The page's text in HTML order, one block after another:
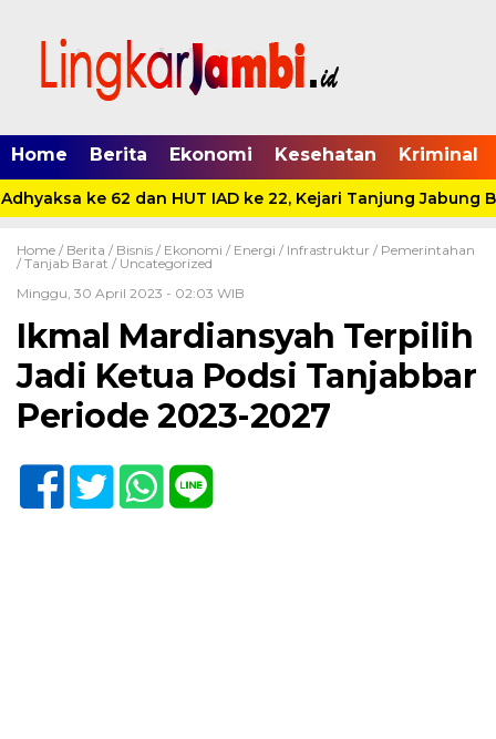
Home Berita Ekonomi Kesehatan Kriminal
ke 62 dan HUT IAD ke 22, Kejari Tanjung Jabung
Home / Berita / Bisnis / Ekonomi / Energi / Infrastruktur / Pemerintahan
/ Tanjab Barat / Uncategorized
Minggu, 30 April 2023 - 02:03 WIB
Ikmal Mardiansyah Terpilih
Jadi Ketua Podsi Tanjabbar
Periode 2023-2027